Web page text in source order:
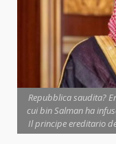
Repubblica saudita?
cui bin Salman ha
Il principe ereditario